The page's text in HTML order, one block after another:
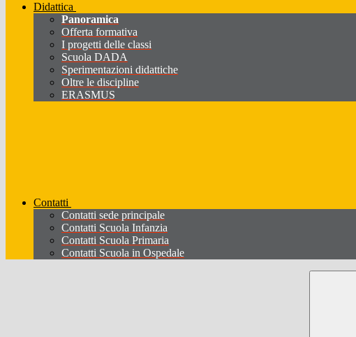
Didattica
Panoramica
Offerta formativa
I progetti delle classi
Scuola DADA
Sperimentazioni didattiche
Oltre le discipline
ERASMUS
Contatti
Contatti sede principale
Contatti Scuola Infanzia
Contatti Scuola Primaria
Contatti Scuola in Ospedale